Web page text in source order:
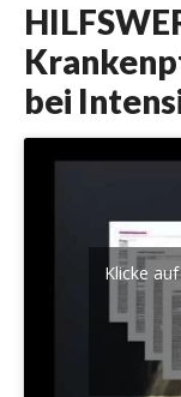
bei
Klicke